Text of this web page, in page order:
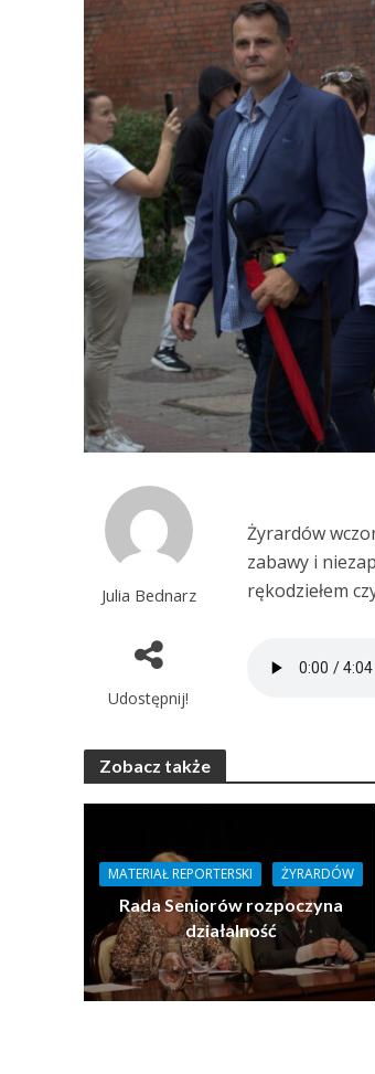
Julia Bednarz
Udostępnij!
Żyrardów
zabawy i
rękodziełem
Zobacz także
MATERIAŁ REPORTERSKI ŻYRARDÓW
Rada Seniorów rozpoczyna
działalność